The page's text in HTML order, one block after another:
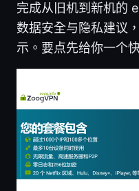
完成从旧机到新机的
数据安全与隐私建议
示。要点先给你一个